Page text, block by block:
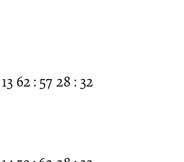
13 62 : 57 28 : 32